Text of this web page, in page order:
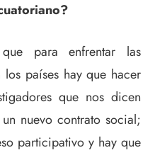
para enfrentar las
los países hay que hacer
que nos dicen
nuevo contrato social;
participativo y hay que